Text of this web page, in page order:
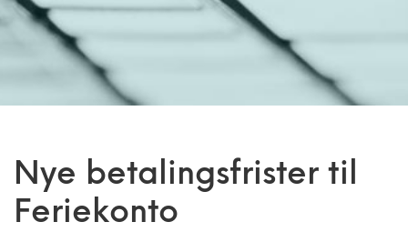
Nye betalingsfrister til
Feriekonto